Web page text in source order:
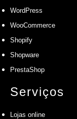
WordPress
WooCommerce
Shopify
Shopware
PrestaShop
Serviços
Lojas online